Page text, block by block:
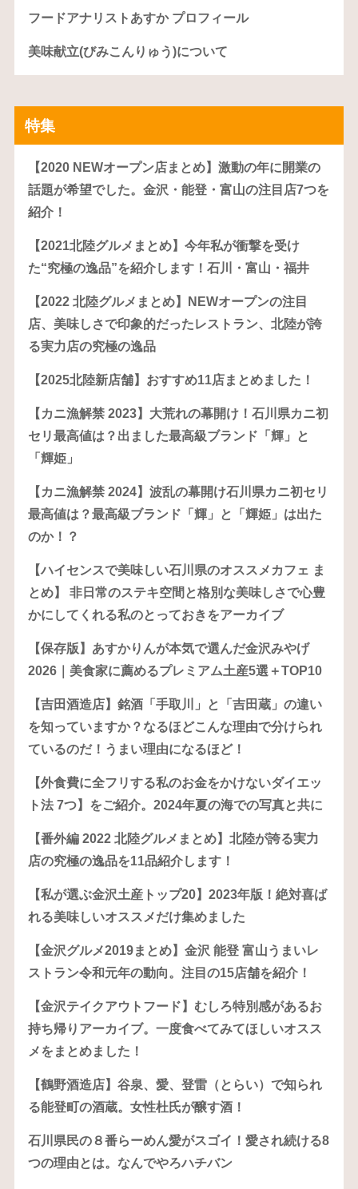
フードアナリストあすか プロフィール
美味献立(びみこんりゅう)について
特集
【2020 NEWオープン店まとめ】激動の年に開業の
話題が希望でした。金沢・能登・富山の注目店7つを
紹介！
【2021北陸グルメまとめ】今年私が衝撃を受け
た“究極の逸品”を紹介します！石川・富山・福井
【2022 北陸グルメまとめ】NEWオープンの注目
店、美味しさで印象的だったレストラン、北陸が誇
る実力店の究極の逸品
【2025北陸新店舗】おすすめ11店まとめました！
【カニ漁解禁 2023】大荒れの幕開け！石川県カニ初
セリ最高値は？出ました最高級ブランド「輝」と
「輝姫」
【カニ漁解禁 2024】波乱の幕開け石川県カニ初セリ
最高値は？最高級ブランド「輝」と「輝姫」は出た
のか！？
【ハイセンスで美味しい石川県のオススメカフェ ま
とめ】 非日常のステキ空間と格別な美味しさで心豊
かにしてくれる私のとっておきをアーカイブ
【保存版】あすかりんが本気で選んだ金沢みやげ
2026｜美食家に薦めるプレミアム土産5選＋TOP10
【吉田酒造店】銘酒「手取川」と「吉田蔵」の違い
を知っていますか？なるほどこんな理由で分けられ
ているのだ！うまい理由になるほど！
【外食費に全フリする私のお金をかけないダイエッ
ト法 7つ】をご紹介。2024年夏の海での写真と共に
【番外編 2022 北陸グルメまとめ】北陸が誇る実力
店の究極の逸品を11品紹介します！
【私が選ぶ金沢土産トップ20】2023年版！絶対喜ば
れる美味しいオススメだけ集めました
【金沢グルメ2019まとめ】金沢 能登 富山うまいレ
ストラン令和元年の動向。注目の15店舗を紹介！
【金沢テイクアウトフード】むしろ特別感があるお
持ち帰りアーカイブ。一度食べてみてほしいオスス
メをまとめました！
【鶴野酒造店】谷泉、愛、登雷（とらい）で知られ
る能登町の酒蔵。女性杜氏が醸す酒！
石川県民の８番らーめん愛がスゴイ！愛され続ける8
つの理由とは。なんでやろハチバン